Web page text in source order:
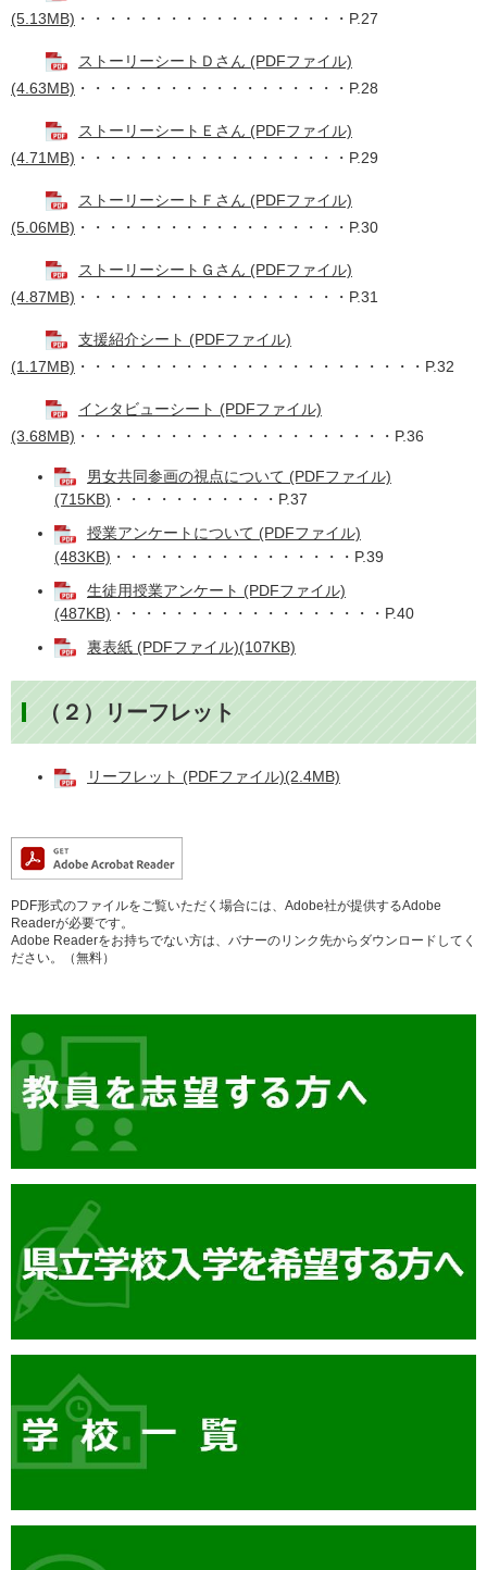
(5.13MB) ・・・・・・・・・・・・・・・・・・P.27
ストーリーシートＤさん (PDFファイル)
(4.63MB) ・・・・・・・・・・・・・・・・・・P.28
ストーリーシートＥさん (PDFファイル)
(4.71MB) ・・・・・・・・・・・・・・・・・・P.29
ストーリーシートＦさん (PDFファイル)
(5.06MB) ・・・・・・・・・・・・・・・・・・P.30
ストーリーシートＧさん (PDFファイル)
(4.87MB) ・・・・・・・・・・・・・・・・・・P.31
支援紹介シート (PDFファイル)
(1.17MB) ・・・・・・・・・・・・・・・・・・・・・・・P.32
インタビューシート (PDFファイル)
(3.68MB) ・・・・・・・・・・・・・・・・・・・・・P.36
男女共同参画の視点について (PDFファイル)
(715KB) ・・・・・・・・・・・P.37
授業アンケートについて (PDFファイル)
(483KB) ・・・・・・・・・・・・・・・・P.39
生徒用授業アンケート (PDFファイル)
(487KB) ・・・・・・・・・・・・・・・・・・P.40
裏表紙 (PDFファイル)(107KB)
（２）リーフレット
リーフレット (PDFファイル)(2.4MB)
PDF形式のファイルをご覧いただく場合には、Adobe社が提供するAdobe
Readerが必要です。
Adobe Readerをお持ちでない方は、バナーのリンク先からダウンロードしてく
ださい。（無料）